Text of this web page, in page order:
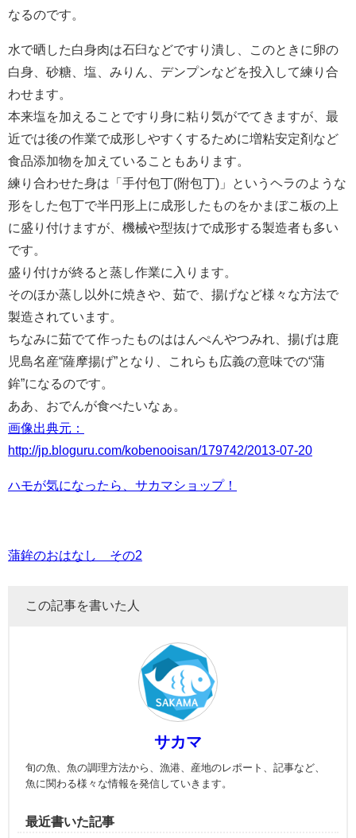
なるのです。
水で晒した白身肉は石臼などですり潰し、このときに卵の
白身、砂糖、塩、みりん、デンプンなどを投入して練り合
わせます。
本来塩を加えることですり身に粘り気がでてきますが、最
近では後の作業で成形しやすくするために増粘安定剤など
食品添加物を加えていることもあります。
練り合わせた身は「手付包丁(附包丁)」というヘラのような
形をした包丁で半円形上に成形したものをかまぼこ板の上
に盛り付けますが、機械や型抜けで成形する製造者も多い
です。
盛り付けが終ると蒸し作業に入ります。
そのほか蒸し以外に焼きや、茹で、揚げなど様々な方法で
製造されています。
ちなみに茹でて作ったものははんぺんやつみれ、揚げは鹿
児島名産“薩摩揚げ”となり、これらも広義の意味での“蒲
鉾”になるのです。
ああ、おでんが食べたいなぁ。
画像出典元：
http://jp.bloguru.com/kobenooisan/179742/2013-07-20
ハモが気になったら、サカマショップ！
蒲鉾のおはなし その2
この記事を書いた人
サカマ
旬の魚、魚の調理方法から、漁港、産地のレポート、記事など、
魚に関わる様々な情報を発信していきます。
最近書いた記事